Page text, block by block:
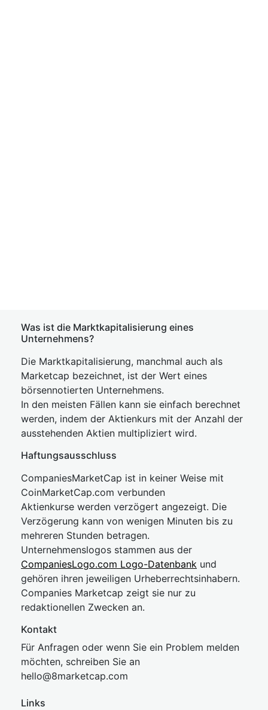
Was ist die Marktkapitalisierung eines
Unternehmens?
Die Marktkapitalisierung, manchmal auch als
Marketcap bezeichnet, ist der Wert eines
börsennotierten Unternehmens.
In den meisten Fällen kann sie einfach berechnet
werden, indem der Aktienkurs mit der Anzahl der
ausstehenden Aktien multipliziert wird.
Haftungsausschluss
CompaniesMarketCap ist in keiner Weise mit
CoinMarketCap.com verbunden
Aktienkurse werden verzögert angezeigt. Die
Verzögerung kann von wenigen Minuten bis zu
mehreren Stunden betragen.
Unternehmenslogos stammen aus der
CompaniesLogo.com Logo-Datenbank und
gehören ihren jeweiligen Urheberrechtsinhabern.
Companies Marketcap zeigt sie nur zu
redaktionellen Zwecken an.
Kontakt
Für Anfragen oder wenn Sie ein Problem melden
möchten, schreiben Sie an
hello@8marketcap.com
Links